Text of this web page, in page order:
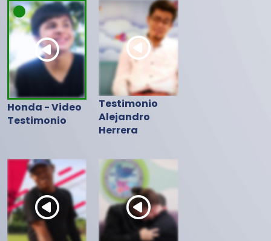
Honda - Video
Testimonio
Testimonio
Alejandro
Herrera